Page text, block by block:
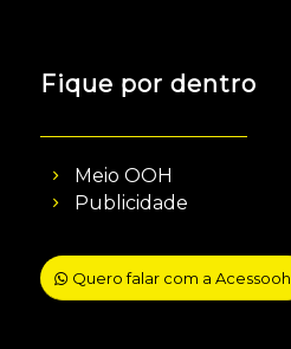
Fique por dentro
Meio OOH
Publicidade
Quero falar com a Acessooh